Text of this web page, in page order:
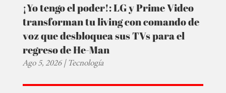
¡Yo tengo el poder!: LG y Prime Video
transforman tu living con comando de
voz que desbloquea sus TVs para el
regreso de He-Man
Ago 5, 2026|Tecnología